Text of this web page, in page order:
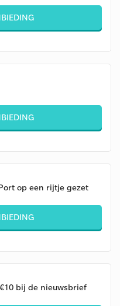
op een rijtje gezet
bij de nieuwsbrief